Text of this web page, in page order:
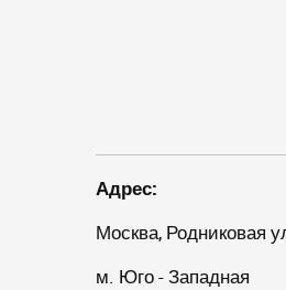
Адрес:
Москва, Родниковая
м. Юго - Западная